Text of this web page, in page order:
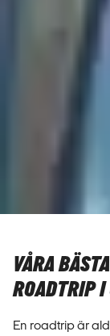
VÅRA
ROADTRIP I
En roadtrip är